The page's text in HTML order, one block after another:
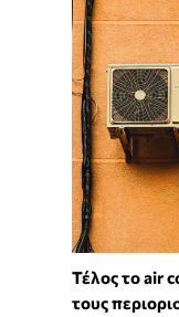
Τέλος το air
τους